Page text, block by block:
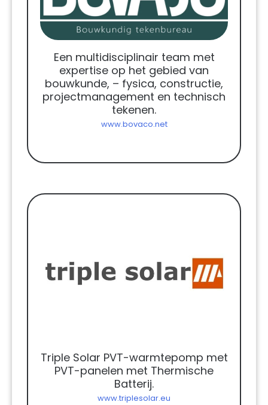
Een multidisciplinair team met
expertise op het gebied van
bouwkunde, – fysica, constructie,
projectmanagement en technisch
tekenen.
www.bovaco.net
Triple Solar PVT-warmtepomp met
PVT-panelen met Thermische
Batterij.
www.triplesolar.eu